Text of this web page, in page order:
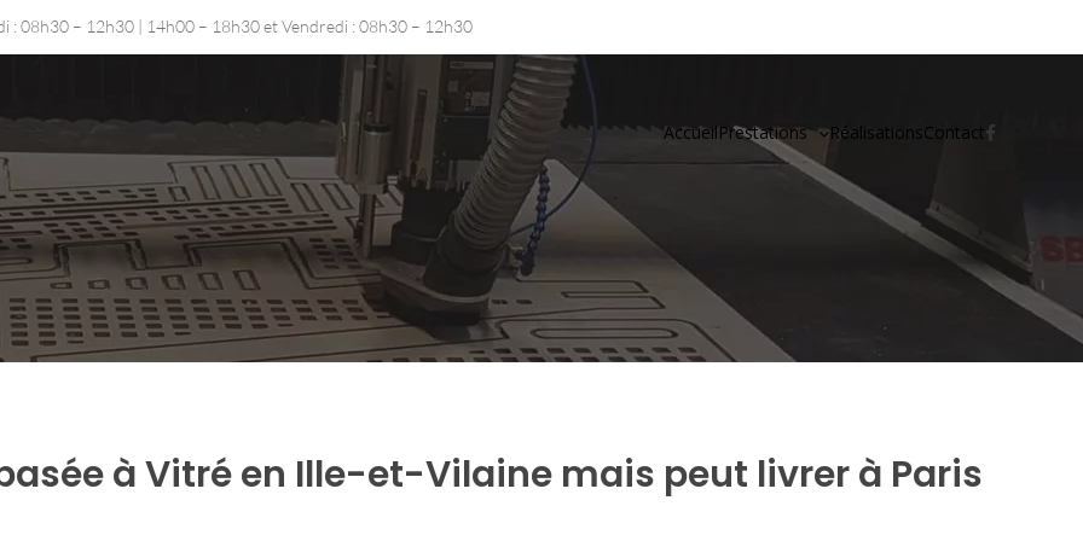
: 08h30 – 12h30 | 14h00 – 18h30 et Vendredi : 08h30 – 12h30
AccueilPrestations RéalisationsContact
basée à Vitré en Ille-et-Vilaine mais peut livrer à Paris